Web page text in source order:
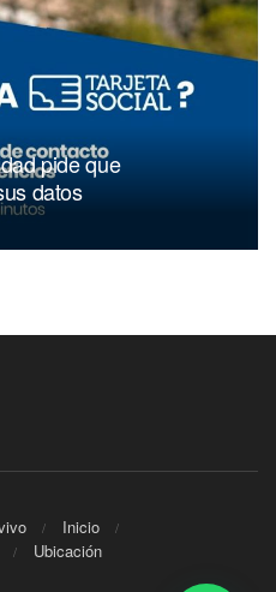
pide que
datos
Inicio
Ubicación